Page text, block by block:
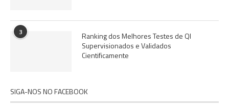
3
Ranking dos Melhores Testes de QI
Supervisionados e Validados
Cientificamente
SIGA-NOS NO FACEBOOK